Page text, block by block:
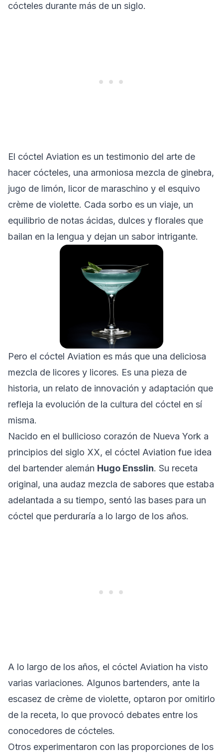
cócteles durante más de un siglo.
El cóctel Aviation es un testimonio del arte de
hacer cócteles, una armoniosa mezcla de ginebra,
jugo de limón, licor de maraschino y el esquivo
crème de violette. Cada sorbo es un viaje, un
equilibrio de notas ácidas, dulces y florales que
bailan en la lengua y dejan un sabor intrigante.
Pero el cóctel Aviation es más que una deliciosa
mezcla de licores y licores. Es una pieza de
historia, un relato de innovación y adaptación que
refleja la evolución de la cultura del cóctel en sí
misma.
Nacido en el bullicioso corazón de Nueva York a
principios del siglo XX, el cóctel Aviation fue idea
del bartender alemán Hugo Ensslin. Su receta
original, una audaz mezcla de sabores que estaba
adelantada a su tiempo, sentó las bases para un
cóctel que perduraría a lo largo de los años.
A lo largo de los años, el cóctel Aviation ha visto
varias variaciones. Algunos bartenders, ante la
escasez de crème de violette, optaron por omitirlo
de la receta, lo que provocó debates entre los
conocedores de cócteles.
Otros experimentaron con las proporciones de los